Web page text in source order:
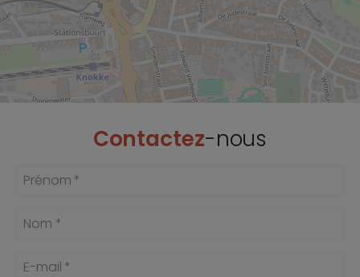
Contactez-nous
Prénom *
Nom *
E-mail *